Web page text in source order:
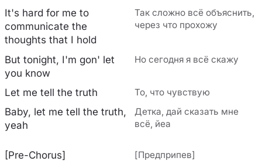
It's hard for me to
communicate the
thoughts that I hold
Так сложно всё объяснить,
через что прохожу
But tonight, I'm gon' let
you know
Но сегодня я всё скажу
Let me tell the truth То, что чувствую
Baby, let me tell the truth,
yeah
Детка, дай сказать мне
всё, йеа
[Pre-Chorus] [Предприпев]